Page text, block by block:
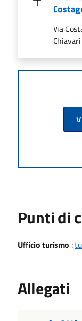
Via
Punti di
Ufficio turismo :
Allegati